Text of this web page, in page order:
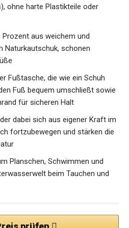
ohne harte Plastikteile oder
Prozent aus weichem und
Naturkautschuk, schonen
Fußtasche, die wie ein Schuh
Fuß bequem umschließt sowie
für sicheren Halt
dabei sich aus eigener Kraft im
fortzubewegen und stärken die
Planschen, Schwimmen und
beim Tauchen und